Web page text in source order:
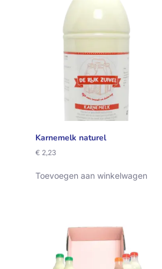
Karnemelk naturel
€ 2,23
Toevoegen aan winkelwagen